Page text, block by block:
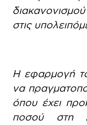
στις
Η εφαρμογή
να
όπου έχει
ποσού στη